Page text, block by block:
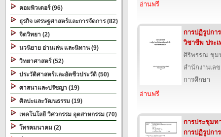
คอมพิวเตอร์ (96)
ธุรกิจ เศรษฐศาสตร์และการจัดการ (82)
จิตวิทยา (2)
นวนิยาย อ่านเล่น และนิทาน (9)
วิทยาศาสตร์ (52)
ประวัติศาสตร์และอัตชีวประวัติ (50)
ศาสนาและปรัชญา (19)
ศิลปะและวัฒนธรรม (19)
เทคโนโลยี วิศวกรรม อุตสาหกรรม (70)
โทรคมนาคม (2)
อ่านฟรี
การปฏิรูปกา
วิชาชีพ ประ
ศิริพรรณ ชุม
สำนักงานเล
การศึกษา
อ่านฟรี
การประชุมท
การปฏิรูปกา